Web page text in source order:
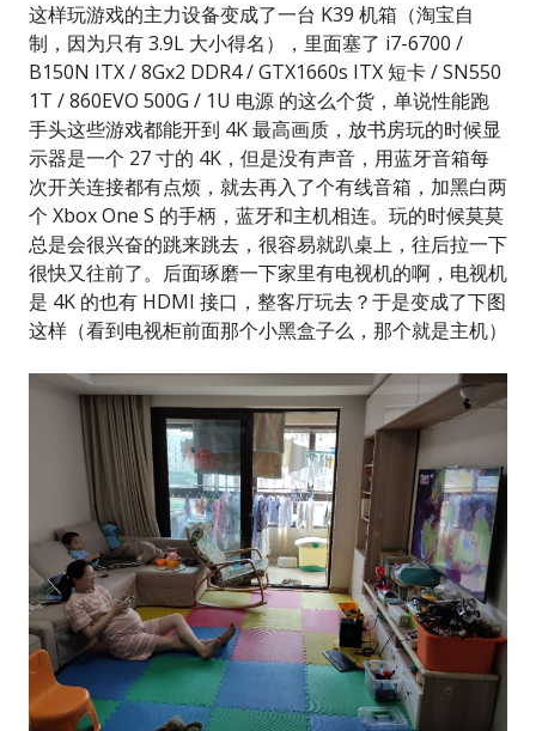
这样玩游戏的主力设备变成了一台 K39 机箱（淘宝自
制，因为只有 3.9L 大小得名），里面塞了 i7-6700 /
B150N ITX / 8Gx2 DDR4 / GTX1660s ITX 短卡 / SN550
1T / 860EVO 500G / 1U 电源 的这么个货，单说性能跑
手头这些游戏都能开到 4K 最高画质，放书房玩的时候显
示器是一个 27 寸的 4K，但是没有声音，用蓝牙音箱每
次开关连接都有点烦，就去再入了个有线音箱，加黑白两
个 Xbox One S 的手柄，蓝牙和主机相连。玩的时候莫莫
总是会很兴奋的跳来跳去，很容易就趴桌上，往后拉一下
很快又往前了。后面琢磨一下家里有电视机的啊，电视机
是 4K 的也有 HDMI 接口，整客厅玩去？于是变成了下图
这样（看到电视柜前面那个小黑盒子么，那个就是主机）